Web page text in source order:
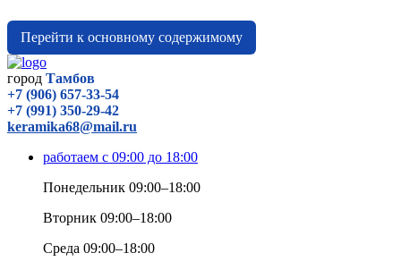
Перейти к основному содержимому
город Тамбов
+7 (906) 657-33-54
+7 (991) 350-29-42
keramika68@mail.ru
работаем с 09:00 до 18:00
Понедельник 09:00–18:00
Вторник 09:00–18:00
Среда 09:00–18:00